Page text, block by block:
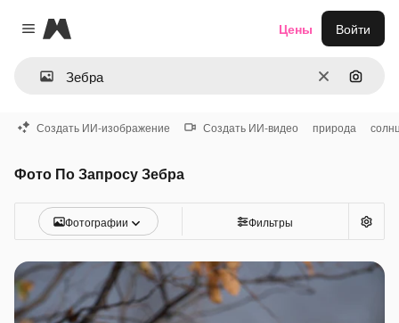
Close menu
Magnific
ОчиститьПоиск
Цены Войти
Создать ИИ-изображение Создать ИИ-видео природа
Фото По Запросу Зебра
Фотографии Фильтры